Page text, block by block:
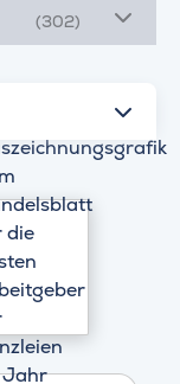
(302)